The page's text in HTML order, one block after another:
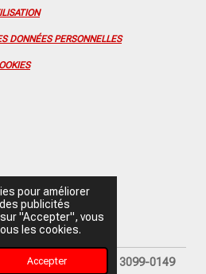
pour améliorer
publicités
"Accepter", vous
les cookies.
Accepter
DONNÉES PERSONNELLES
2021 - ISSN (en ligne) 3099-0149